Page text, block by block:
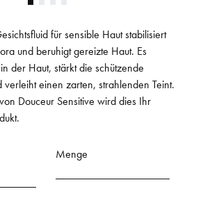
für sensible Haut stabilisiert
und beruhigt gereizte Haut. Es
der Haut, stärkt die schützende
verleiht einen zarten, strahlenden Teint.
Douceur Sensitive wird dies Ihr
Menge